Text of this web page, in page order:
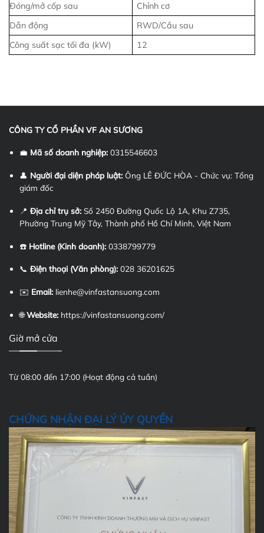
Đóng/mở cốp sau
Chỉnh cơ
Dẫn động
RWD/Cầu sau
Công suất sạc tối đa (kW)
12
CÔNG TY CỔ PHẦN VF AN SƯƠNG
💼 Mã số doanh nghiệp:0315546603
👤 Người đại diện pháp luật:Ông LÊ ĐỨC HÒA - Chức vụ: Tổng
giám đốc
📍 Địa chỉ trụ sở:Số 2450 Đường Quốc Lộ 1A, Khu Z735,
Phường Trung Mỹ Tây, Thành phố Hồ Chí Minh, Việt Nam
☎️ Hotline (Kinh doanh):0338799779
📞 Điện thoại (Văn phòng):028 36201625
✉️ Email:lienhe@vinfastansuong.com
🌐Website:https://vinfastansuong.com/
Giờ mở cửa
Từ 08:00 đến 17:00 (Hoạt động cả tuần)
CHỨNG NHẬN ĐẠI LÝ ỦY QUYỀN